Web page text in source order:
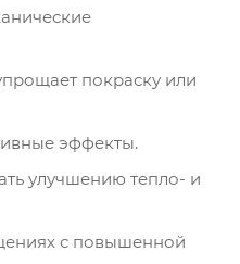
покраску или
эффекты.
улучшению тепло- и
с повышенной